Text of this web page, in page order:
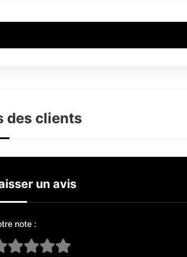
des clients
un avis
note :